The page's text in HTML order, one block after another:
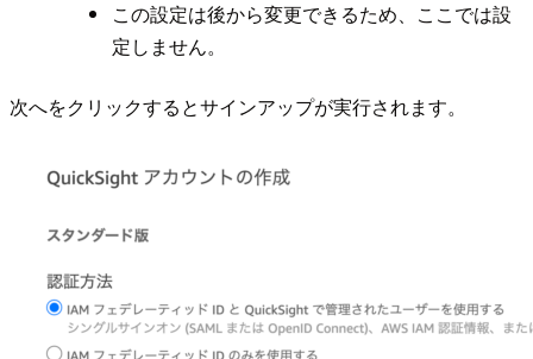
この設定は後から変更できるため、ここでは設
定しません。
次へをクリックするとサインアップが実行されます。